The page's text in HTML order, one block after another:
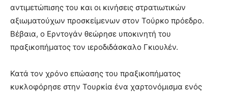
αντιμετώπισης του και οι κινήσεις στρατιωτικών
αξιωματούχων προσκείμενων στον Τούρκο πρόεδρο.
Βέβαια, ο Ερντογάν θεώρησε υποκινητή του
πραξικοπήματος τον ιεροδιδάσκαλο Γκιουλέν.
Κατά τον χρόνο επώασης του πραξικοπήματος
κυκλοφόρησε στην Τουρκία ένα χαρτονόμισμα ενός